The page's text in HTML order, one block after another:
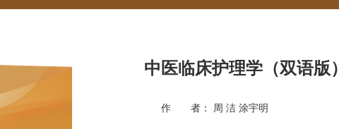
中医临床护理学（双语版）
作 者： 周 洁 涂宇明